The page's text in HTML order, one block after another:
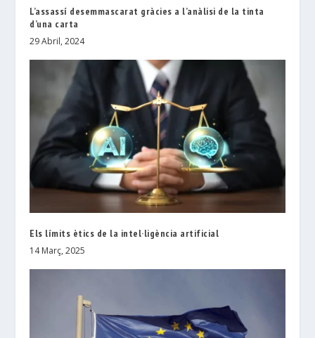
L’assassí desemmascarat gràcies a l’anàlisi de la tinta
d’una carta
29 Abril, 2024
Els límits ètics de la intel·ligència artificial
14 Març, 2025